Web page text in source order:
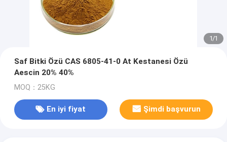
1/1
Saf Bitki Özü CAS 6805-41-0 At Kestanesi Özü
Aescin 20% 40%
MOQ：25KG
En iyi fiyat Şimdi başvurun